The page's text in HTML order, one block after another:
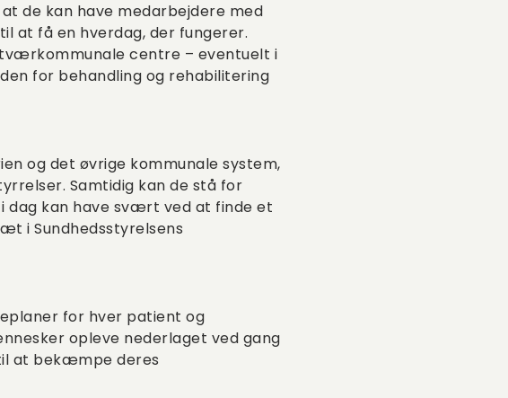
de kan have medarbejdere med
at få en hverdag, der fungerer.
centre – eventuelt i
for behandling og rehabilitering
og det øvrige kommunale system,
Samtidig kan de stå for
dag kan have svært ved at finde et
i Sundhedsstyrelsens
for hver patient og
opleve nederlaget ved gang
at bekæmpe deres